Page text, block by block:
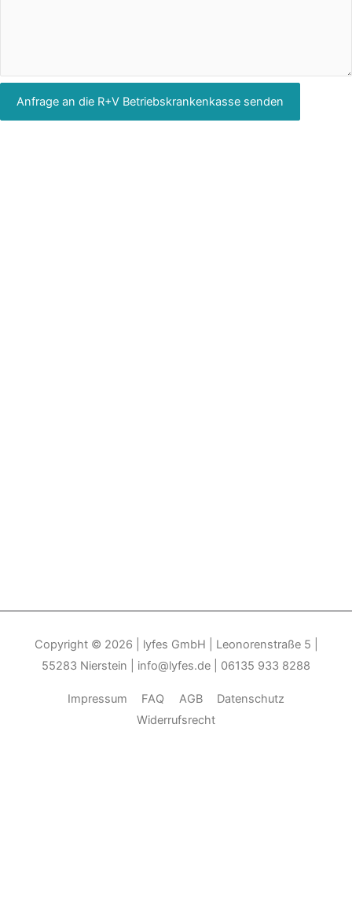
Anfrage an die R+V Betriebskrankenkasse senden
Copyright © 2026
| lyfes GmbH | Leonorenstraße 5 |
55283 Nierstein | info@lyfes.de | 06135 933 8288
Impressum FAQ AGB
Datenschutz
Widerrufsrecht